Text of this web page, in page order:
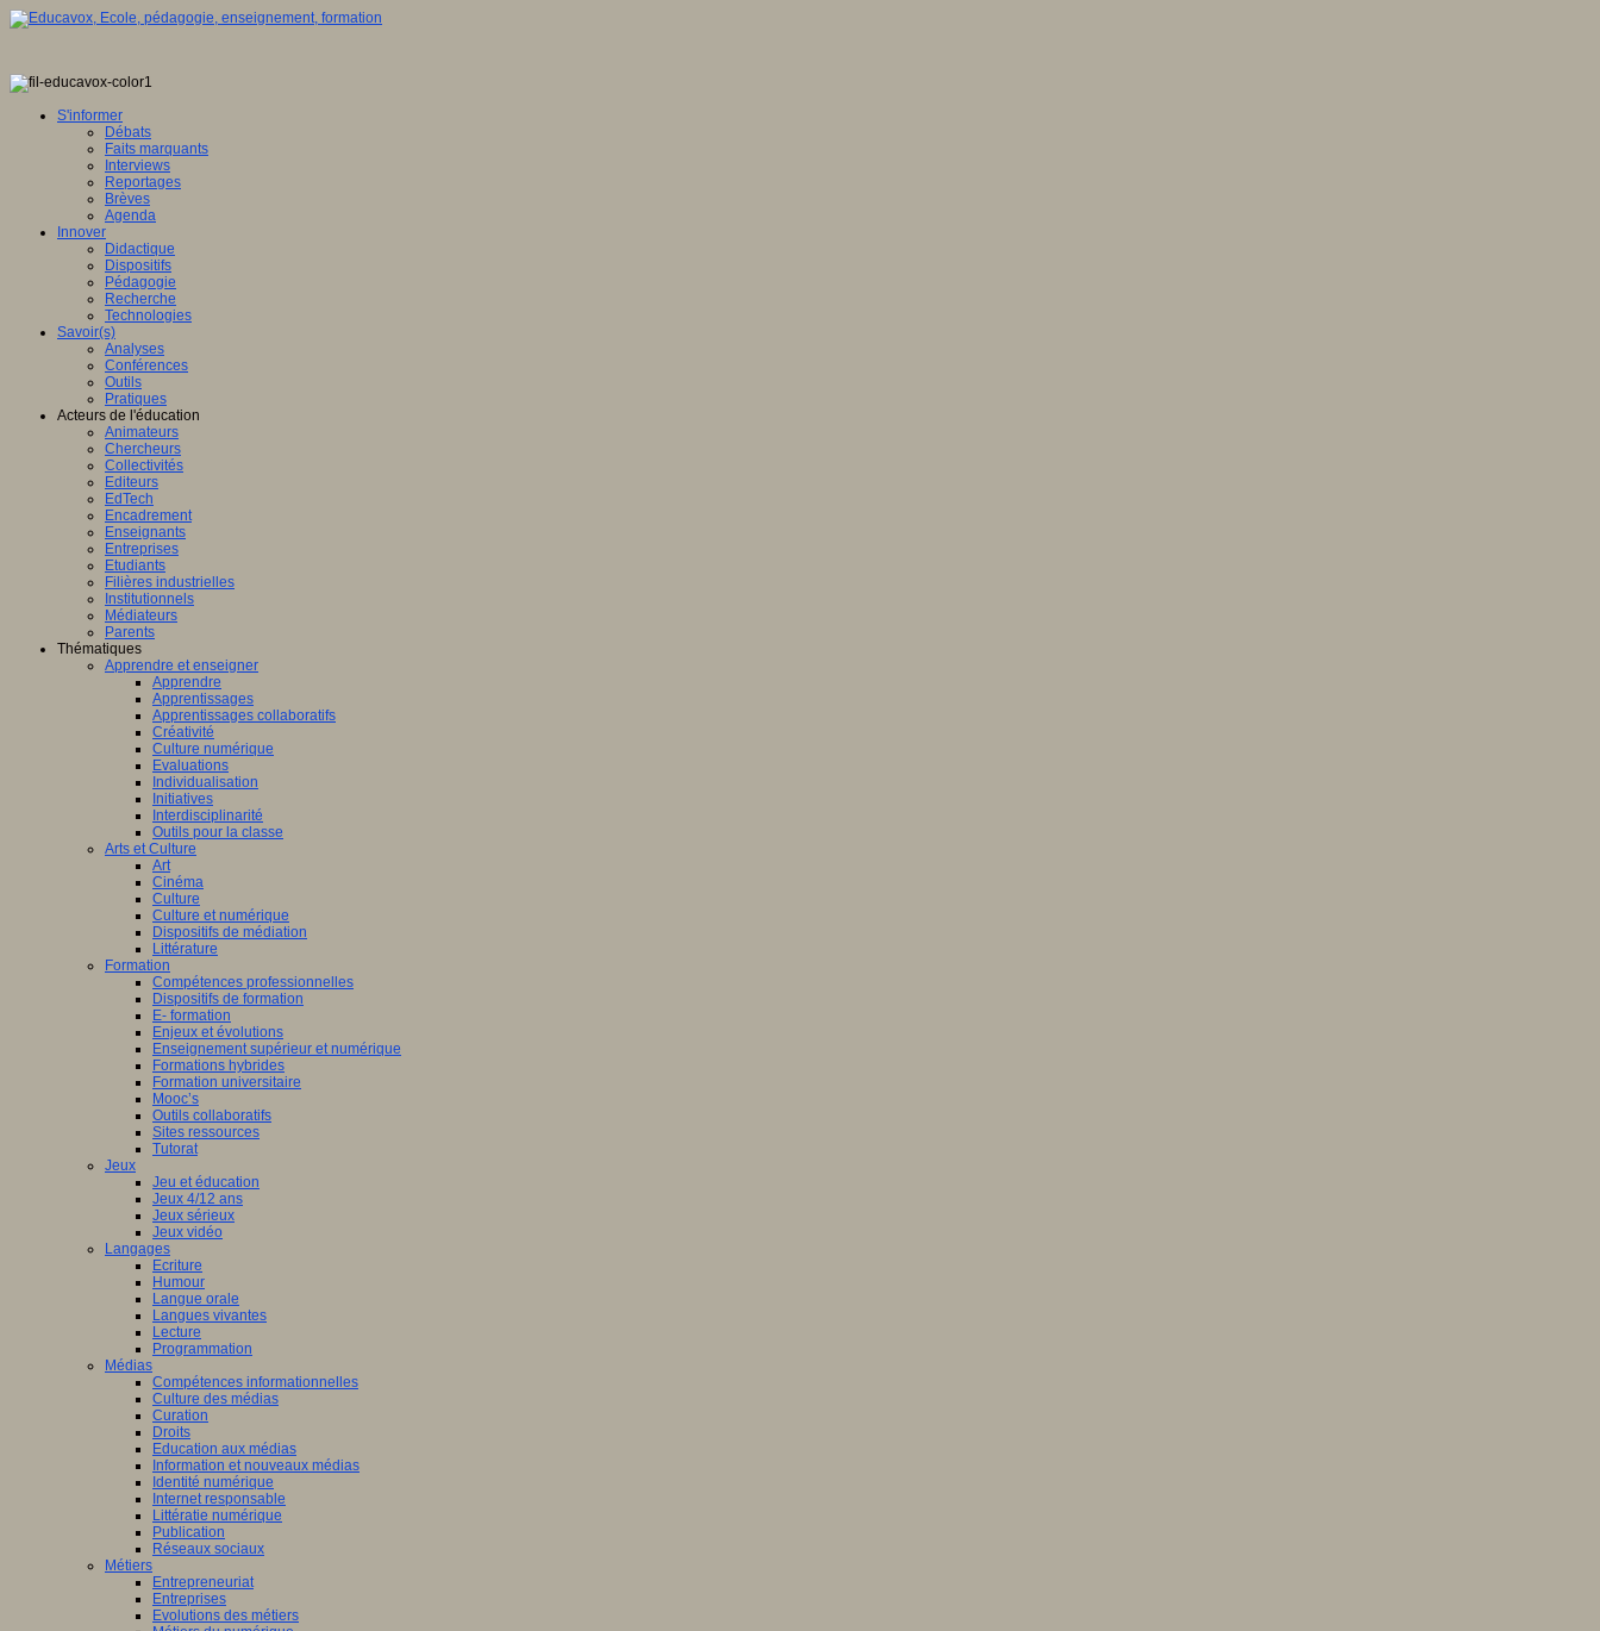
S'informer
Débats
Faits marquants
Interviews
Reportages
Brèves
Agenda
Innover
Didactique
Dispositifs
Pédagogie
Recherche
Technologies
Savoir(s)
Analyses
Conférences
Outils
Pratiques
Acteurs de l'éducation
Animateurs
Chercheurs
Collectivités
Editeurs
EdTech
Encadrement
Enseignants
Entreprises
Etudiants
Filières industrielles
Institutionnels
Médiateurs
Parents
Thématiques
Apprendre et enseigner
Apprendre
Apprentissages
Apprentissages collaboratifs
Créativité
Culture numérique
Evaluations
Individualisation
Initiatives
Interdisciplinarité
Outils pour la classe
Arts et Culture
Art
Cinéma
Culture
Culture et numérique
Dispositifs de médiation
Littérature
Formation
Compétences professionnelles
Dispositifs de formation
E- formation
Enjeux et évolutions
Enseignement supérieur et numérique
Formations hybrides
Formation universitaire
Mooc’s
Outils collaboratifs
Sites ressources
Tutorat
Jeux
Jeu et éducation
Jeux 4/12 ans
Jeux sérieux
Jeux vidéo
Langages
Ecriture
Humour
Langue orale
Langues vivantes
Lecture
Programmation
Médias
Compétences informationnelles
Culture des médias
Curation
Droits
Education aux médias
Information et nouveaux médias
Identité numérique
Internet responsable
Littératie numérique
Publication
Réseaux sociaux
Métiers
Entrepreneuriat
Entreprises
Evolutions des métiers